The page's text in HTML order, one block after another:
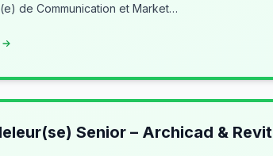
de Communication et Market…
Senior – Archicad & Revit